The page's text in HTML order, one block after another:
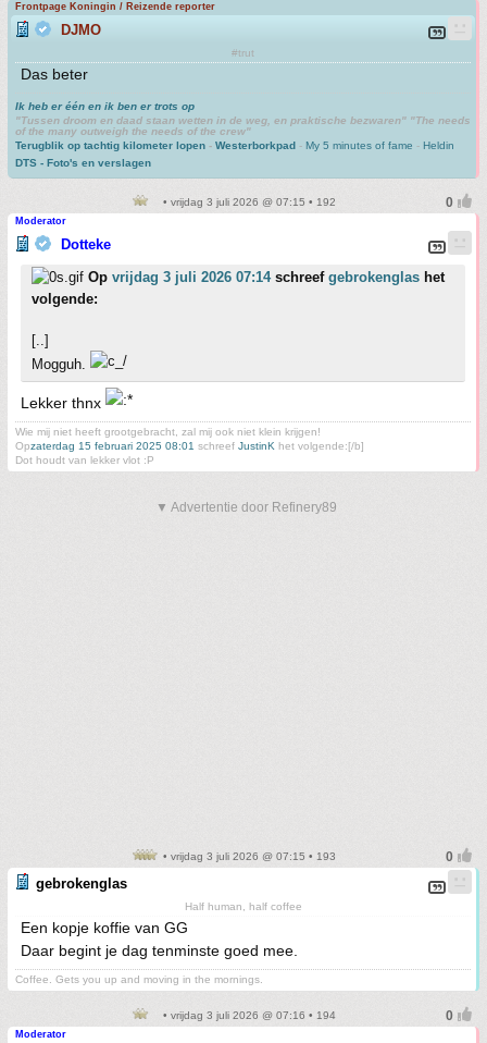
Frontpage Koningin / Reizende reporter
DJMO
#trut
Das beter
Ik heb er één en ik ben er trots op
"Tussen droom en daad staan wetten in de weg, en praktische bezwaren" "The needs
of the many outweigh the needs of the crew"
Terugblik op tachtig kilometer lopen - Westerborkpad - My 5 minutes of fame - Heldin
DTS - Foto's en verslagen
• vrijdag 3 juli 2026 @ 07:15 • 192
Moderator
Dotteke
Op vrijdag 3 juli 2026 07:14schreef gebrokenglas het
volgende:
[..]
Mogguh.
Lekker thnx
Wie mij niet heeft grootgebracht, zal mij ook niet klein krijgen!
Opzaterdag 15 februari 2025 08:01 schreef JustinK het volgende:[/b]
Dot houdt van lekker vlot :P
▼ Advertentie door Refinery89
• vrijdag 3 juli 2026 @ 07:15 • 193
gebrokenglas
Half human, half coffee
Een kopje koffie van GG
Daar begint je dag tenminste goed mee.
Coffee. Gets you up and moving in the mornings.
• vrijdag 3 juli 2026 @ 07:16 • 194
Moderator